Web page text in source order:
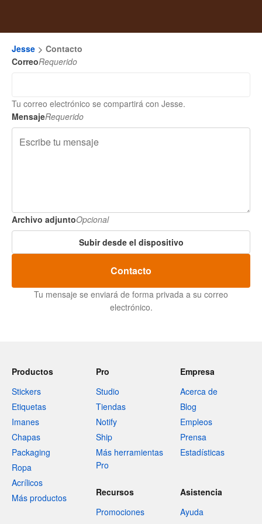
Jesse
Contacto
CorreoRequerido
Tu correo electrónico se compartirá con Jesse.
MensajeRequerido
Archivo adjuntoOpcional
Subir desde el dispositivo
Contacto
Tu mensaje se enviará de forma privada a su correo
electrónico.
Productos
Stickers
Etiquetas
Imanes
Chapas
Packaging
Ropa
Acrílicos
Más productos
Pro
Studio
Tiendas
Notify
Ship
Más herramientas
Pro
Empresa
Acerca de
Blog
Empleos
Prensa
Estadísticas
Recursos
Promociones
Asistencia
Ayuda